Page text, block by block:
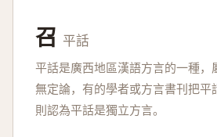
召 平話
平話是廣西地區漢語方言的一種，
無定論，有的學者或方言書刊把平
則認為平話是獨立方言。